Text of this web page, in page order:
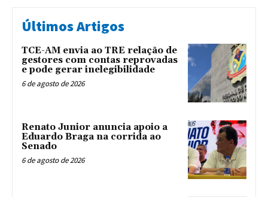
Últimos Artigos
TCE-AM envia ao TRE relação de
gestores com contas reprovadas
e pode gerar inelegibilidade
6 de agosto de 2026
Renato Junior anuncia apoio a
Eduardo Braga na corrida ao
Senado
6 de agosto de 2026